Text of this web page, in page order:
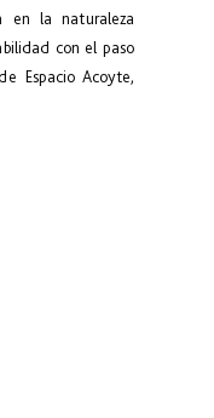
en la naturaleza
con el paso
Espacio Acoyte,